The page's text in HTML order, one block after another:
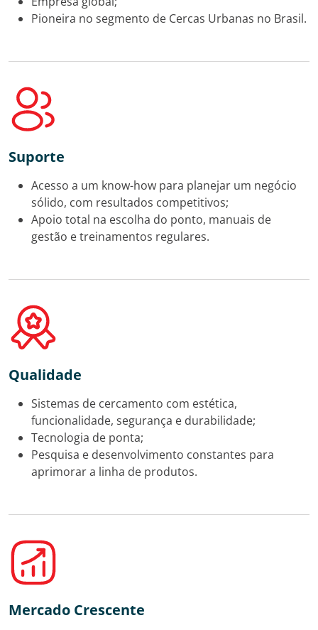
Pioneira no segmento de Cercas Urbanas no Brasil.
Suporte
Acesso a um know-how para planejar um negócio
sólido, com resultados competitivos;
Apoio total na escolha do ponto, manuais de
gestão e treinamentos regulares.
Qualidade
Sistemas de cercamento com estética,
funcionalidade, segurança e durabilidade;
Tecnologia de ponta;
Pesquisa e desenvolvimento constantes para
aprimorar a linha de produtos.
Mercado Crescente